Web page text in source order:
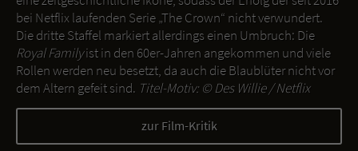
bei Netflix laufenden Serie „The Crown“ nicht verwundert.
Die dritte Staffel markiert allerdings einen Umbruch: Die
Royal Familyist in den 60er-Jahren angekommen und viele
Rollen werden neu besetzt, da auch die Blaublüter nicht vor
dem Altern gefeit sind. Titel-Motiv: ©Des Willie / Netflix
zur Film-Kritik